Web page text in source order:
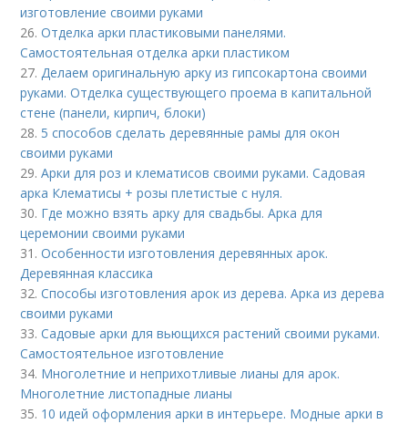
изготовление своими руками
26.Отделка арки пластиковыми панелями.
Самостоятельная отделка арки пластиком
27.Делаем оригинальную арку из гипсокартона своими
руками. Отделка существующего проема в капитальной
стене (панели, кирпич, блоки)
28. 5 способов сделать деревянные рамы для окон
своими руками
29.Арки для роз и клематисов своими руками. Садовая
арка Клематисы + розы плетистые с нуля.
30. Где можно взять арку для свадьбы. Арка для
церемонии своими руками
31.Особенности изготовления деревянных арок.
Деревянная классика
32.Способы изготовления арок из дерева. Арка из дерева
своими руками
33.Садовые арки для вьющихся растений своими руками.
Самостоятельное изготовление
34. Многолетние и неприхотливые лианы для арок.
Многолетние листопадные лианы
35. 10 идей оформления арки в интерьере. Модные арки в